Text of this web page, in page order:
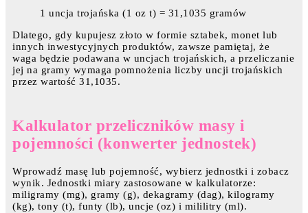
1 uncja trojańska (1 oz t) = 31,1035 gramów
Dlatego, gdy kupujesz złoto w formie sztabek, monet lub
innych inwestycyjnych produktów, zawsze pamiętaj, że
waga będzie podawana w uncjach trojańskich, a przeliczanie
jej na gramy wymaga pomnożenia liczby uncji trojańskich
przez wartość 31,1035.
Kalkulator przeliczników masy i
pojemności (konwerter jednostek)
Wprowadź masę lub pojemność, wybierz jednostki i zobacz
wynik. Jednostki miary zastosowane w kalkulatorze:
miligramy (mg), gramy (g), dekagramy (dag), kilogramy
(kg), tony (t), funty (lb), uncje (oz) i mililitry (ml).